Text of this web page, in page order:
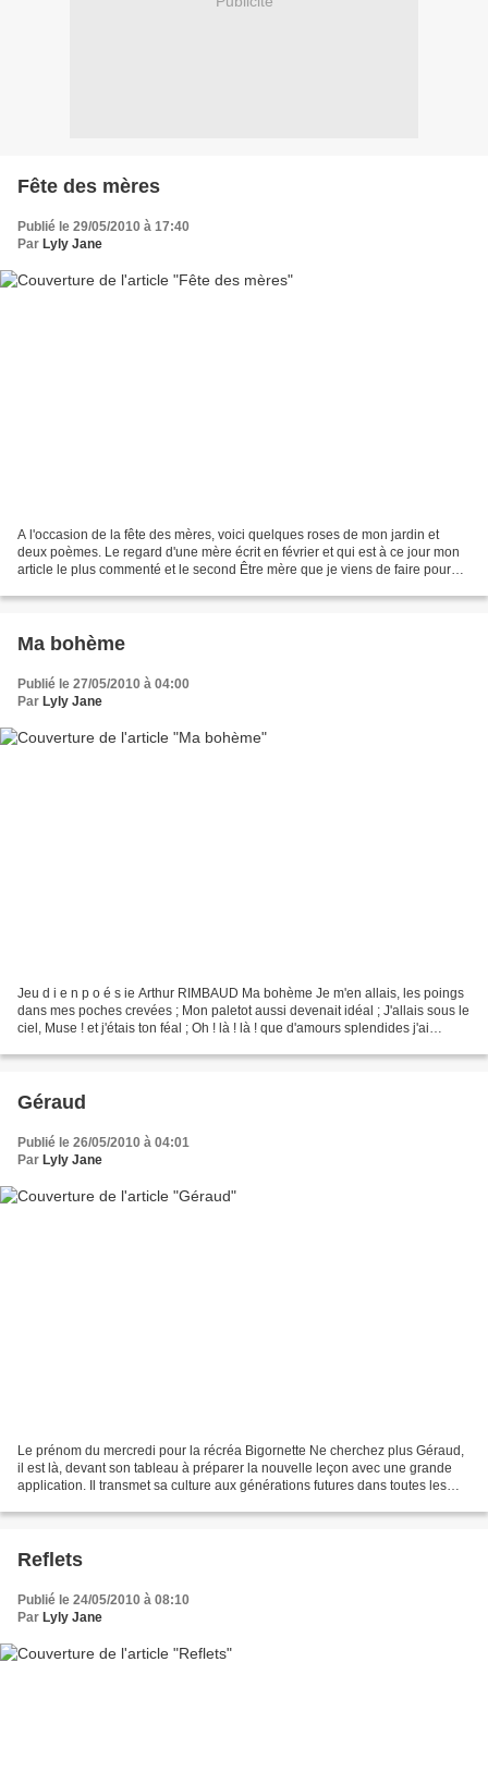
Fête des mères
Publié le 29/05/2010 à 17:40
Par Lyly Jane
A l'occasion de la fête des mères, voici quelques roses de mon jardin et
deux poèmes. Le regard d'une mère écrit en février et qui est à ce jour mon
article le plus commenté et le second Être mère que je viens de faire pour
Ma bohème
Publié le 27/05/2010 à 04:00
Par Lyly Jane
Jeu d i e n p o é s ie Arthur RIMBAUD Ma bohème Je m'en allais, les poings
dans mes poches crevées ; Mon paletot aussi devenait idéal ; J'allais sous le
ciel, Muse ! et j'étais ton féal ; Oh ! là ! là ! que d'amours splendides j'ai
Géraud
Publié le 26/05/2010 à 04:01
Par Lyly Jane
Le prénom du mercredi pour la récréa Bigornette Ne cherchez plus Géraud,
il est là, devant son tableau à préparer la nouvelle leçon avec une grande
application. Il transmet sa culture aux générations futures dans toutes les
Reflets
Publié le 24/05/2010 à 08:10
Par Lyly Jane